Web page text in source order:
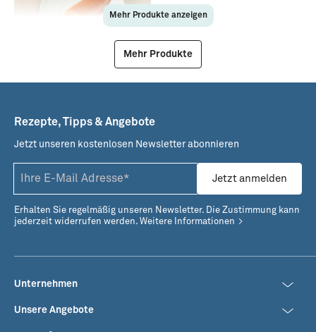
Mehr Produkte anzeigen
Mehr Produkte
Unternehmen
Unsere Angebote
Rezepte, Tipps & Angebote
Jetzt unseren kostenlosen Newsletter abonnieren
Jetzt anmelden
Erhalten Sie regelmäßig unseren Newsletter. Die Zustimmung kann
jederzeit widerrufen werden. Weitere Informationen